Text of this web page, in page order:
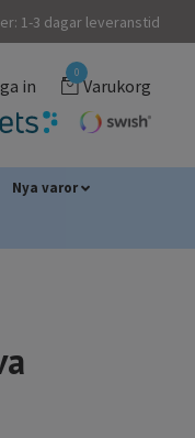
1-3 dagar leveranstid
in
0
Varukorg
Nya varor